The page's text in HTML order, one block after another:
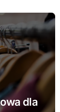
dla